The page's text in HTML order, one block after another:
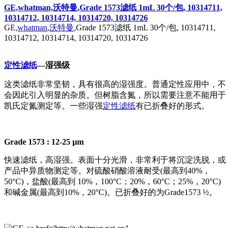
GE,whatman,沃特曼,Grade 1573滤纸 1mL 30个/包, 10314711,
10314712, 10314714, 10314720, 10314726
GE,whatman,沃特曼,Grade 1573滤纸 1mL 30个/包, 10314711,
10314712, 10314714, 10314720, 10314726
定性滤纸―湿强级
这类滤纸非常坚韧，具有很高的湿强度。普通定性应用中，不
会因此引入明显的杂质。但树脂含氮，所以需要注意不能用于
凯氏定氮测定等。一些湿强定性滤纸有已折叠好的形式。
Grade 1573 : 12-25 μm
快速滤纸，高湿强。表面十分光滑，非常利于将沉淀洗脱，或
产品中异质物测定等。对硫酸硝酸溶液耐受(最高到40%，
50°C)，盐酸(最高到 10%，100°C；20%，60°C；25%，20°C)
和碱金属(最高到10%，20°C)。已折叠好的为Grade1573 ½。